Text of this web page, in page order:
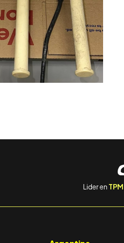
Lider en TPM